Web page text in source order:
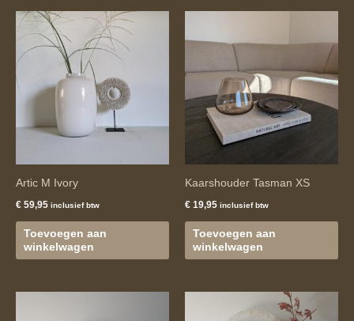
Artic M Ivory
€ 59,95 inclusief btw
Toevoegen aan
winkelwagen
Kaarshouder Tasman XS
€ 19,95 inclusief btw
Toevoegen aan
winkelwagen